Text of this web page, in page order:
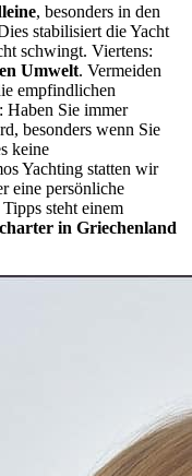
, besonders in den
stabilisiert die Yacht
schwingt. Viertens:
Umwelt. Vermeiden
empfindlichen
Haben Sie immer
besonders wenn Sie
keine
Yachting statten wir
eine persönliche
steht einem
in Griechenland